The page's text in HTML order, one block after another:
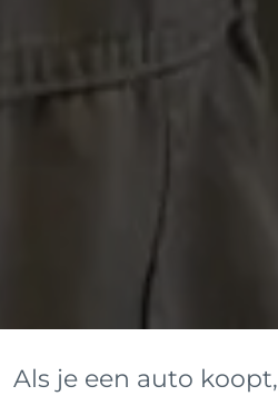
Als je een auto